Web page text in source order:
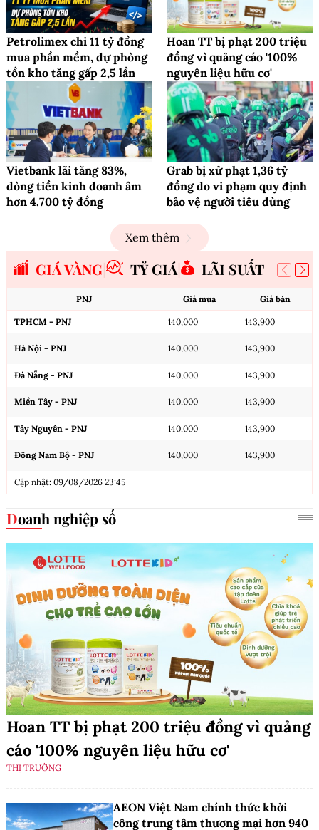
Petrolimex chi 11 tỷ đồng
mua phần mềm, dự phòng
tồn kho tăng gấp 2,5 lần
Hoan TT bị phạt 200 triệu
đồng vì quảng cáo '100%
nguyên liệu hữu cơ'
Vietbank lãi tăng 83%,
dòng tiền kinh doanh âm
hơn 4.700 tỷ đồng
Grab bị xử phạt 1,36 tỷ
đồng do vi phạm quy định
bảo vệ người tiêu dùng
Xem thêm
GIÁ VÀNG TỶ GIÁ LÃI SUẤT
PNJ Giá mua Giá bán
TPHCM - PNJ 140,000 143,900
Hà Nội - PNJ 140,000 143,900
Đà Nẵng - PNJ 140,000 143,900
Miền Tây - PNJ 140,000 143,900
Tây Nguyên - PNJ 140,000 143,900
Đông Nam Bộ - PNJ 140,000 143,900
Cập nhật: 09/08/2026 23:45
Doanh nghiệp số
Hoan TT bị phạt 200 triệu đồng vì quảng
cáo '100% nguyên liệu hữu cơ'
THỊ TRƯỜNG
AEON Việt Nam chính thức khởi
công trung tâm thương mại hơn 940